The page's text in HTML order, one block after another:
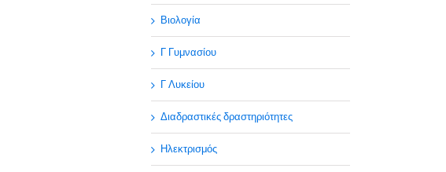
Βιολογία
Γ Γυμνασίου
Γ Λυκείου
Διαδραστικές δραστηριότητες
Ηλεκτρισμός